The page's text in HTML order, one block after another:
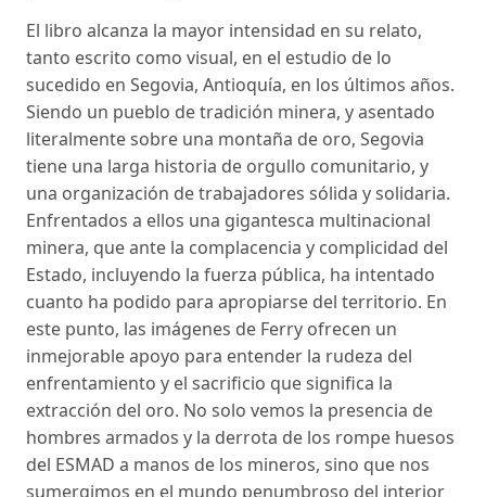
El libro alcanza la mayor intensidad en su relato,
tanto escrito como visual, en el estudio de lo
sucedido en Segovia, Antioquía, en los últimos años.
Siendo un pueblo de tradición minera, y asentado
literalmente sobre una montaña de oro, Segovia
tiene una larga historia de orgullo comunitario, y
una organización de trabajadores sólida y solidaria.
Enfrentados a ellos una gigantesca multinacional
minera, que ante la complacencia y complicidad del
Estado, incluyendo la fuerza pública, ha intentado
cuanto ha podido para apropiarse del territorio. En
este punto, las imágenes de Ferry ofrecen un
inmejorable apoyo para entender la rudeza del
enfrentamiento y el sacrificio que significa la
extracción del oro. No solo vemos la presencia de
hombres armados y la derrota de los rompe huesos
del ESMAD a manos de los mineros, sino que nos
sumergimos en el mundo penumbroso del interior